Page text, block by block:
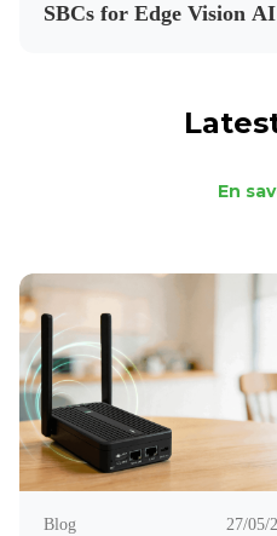
SBCs for Edge Vision AI
En
Blog 27/05/